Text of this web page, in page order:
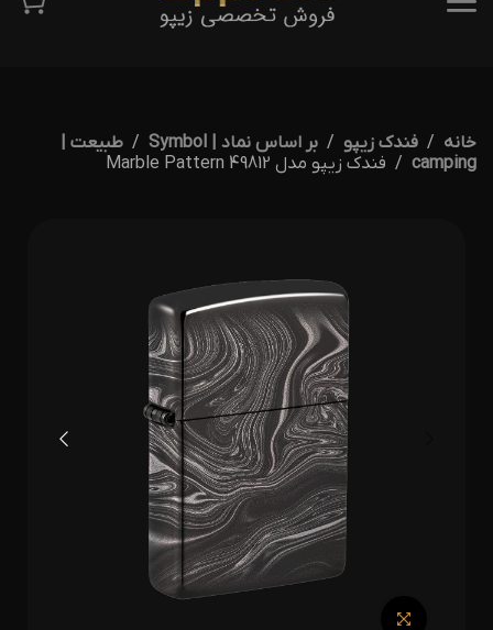
خانه فندک زیپو بر اساس نماد | Symbol
طبیعت |
camping
فندک زیپو مدل 49812 Marble Pattern